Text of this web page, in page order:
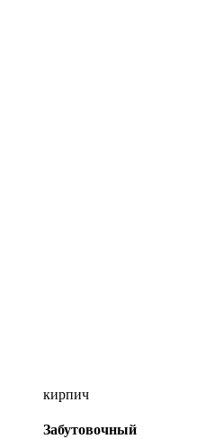
кирпич
Забутовочный